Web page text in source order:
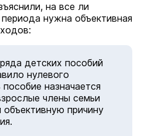
на все ли
нужна объективная
детских пособий
нулевого
назначается
члены семьи
причину